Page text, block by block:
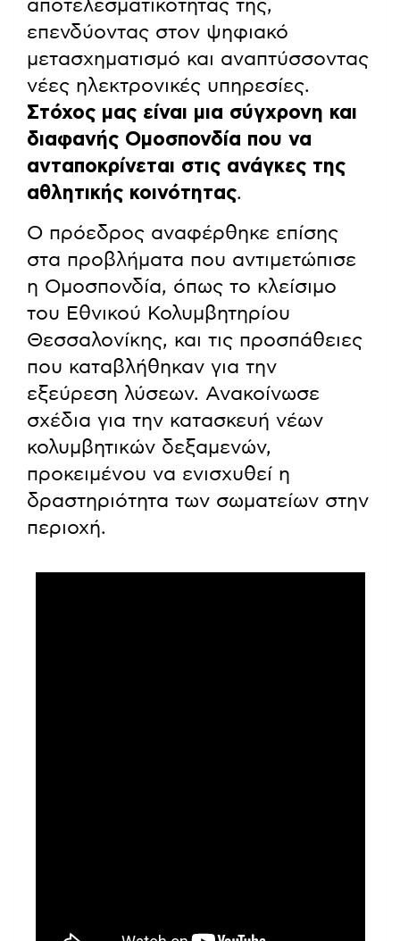
αποτελεσματικότητάς της,
επενδύοντας στον ψηφιακό
μετασχηματισμό και αναπτύσσοντας
νέες ηλεκτρονικές υπηρεσίες.
Στόχος μας είναι μια σύγχρονη και
διαφανής Ομοσπονδία που να
ανταποκρίνεται στις ανάγκες της
αθλητικής κοινότητας.
Ο πρόεδρος αναφέρθηκε επίσης
στα προβλήματα που αντιμετώπισε
η Ομοσπονδία, όπως το κλείσιμο
του Εθνικού Κολυμβητηρίου
Θεσσαλονίκης, και τις προσπάθειες
που καταβλήθηκαν για την
εξεύρεση λύσεων. Ανακοίνωσε
σχέδια για την κατασκευή νέων
κολυμβητικών δεξαμενών,
προκειμένου να ενισχυθεί η
δραστηριότητα των σωματείων στην
περιοχή.